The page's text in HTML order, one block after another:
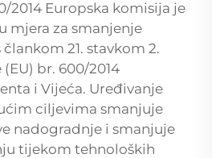
2014 Europska komisija je
mjera za smanjenje
21. stavkom 2.
br. 600/2014
i Vijeća. Uređivanje
ciljevima smanjuje
nadogradnje i smanjuje
tijekom tehnoloških